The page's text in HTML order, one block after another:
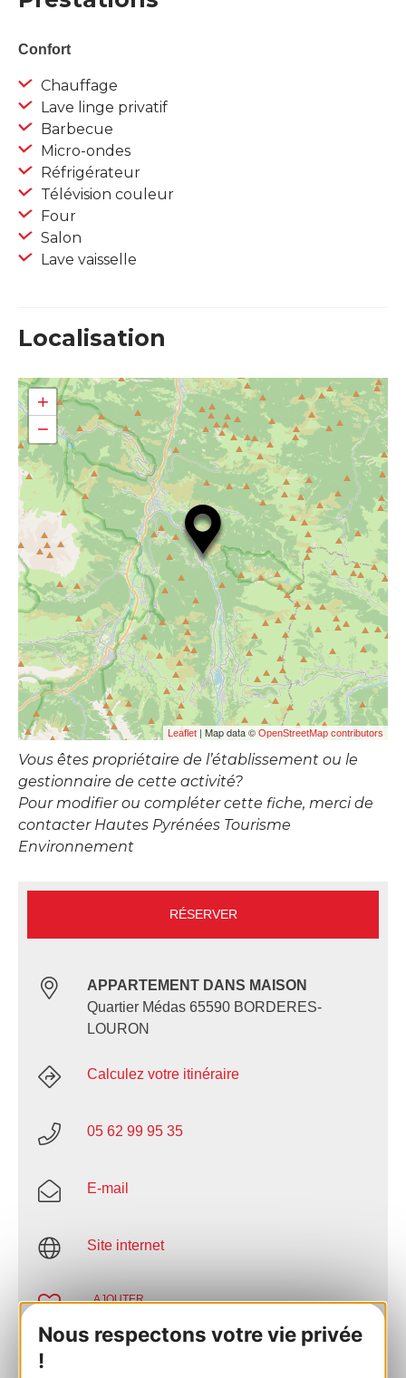
Nous respectons votre vie privée
!
Confort
Chauffage
Lave linge privatif
Barbecue
Micro-ondes
Réfrigérateur
Télévision couleur
Four
Salon
Lave vaisselle
Localisation
+
−
Leaflet | Map data © OpenStreetMap contributors
Vous êtes propriétaire de l’établissement ou le
gestionnaire de cette activité?
Pour modifier ou compléter cette fiche, merci de
contacter Hautes Pyrénées Tourisme
Environnement
RÉSERVER
APPARTEMENT DANS MAISON
Quartier Médas 65590 BORDERES-
LOURON
Calculez votre itinéraire
05 62 99 95 35
E-mail
Site internet
AJOUTER